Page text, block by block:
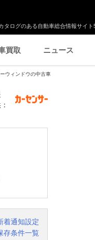
タログのある自動車総合情報サイト
買取 ニュース
ウィンドウの中古車
着通知設定
存条件一覧